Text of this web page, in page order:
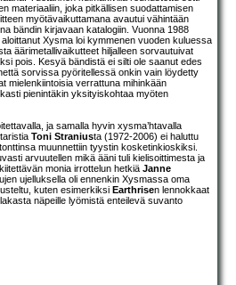
materiaaliin, joka pitkällisen suodattamisen
myötävaikuttamana avautui vähintään
bändin kirjavaan katalogiin. Vuonna 1988
Xysma loi kymmenen vuoden kuluessa
äärimetallivaikutteet hiljalleen sorvautuivat
pois. Kesyä bändistä ei silti ole saanut edes
sorvissa pyöritellessä onkin vain löydetty
mielenkiintoisia verrattuna mihinkään
pienintäkin yksityiskohtaa myöten
ja samalla hyvin xysma’htavalla
Toni Straniusta (1972-2006) ei haluttu
muunnettiin tyystin kosketinkioskiksi.
arvuutellen mikä ääni tuli kielisoittimesta ja
monia irrottelun hetkiä Janne
ujelluksella oli ennenkin Xysmassa oma
kuten esimerkiksi Earthrisen lennokkaat
näpeille lyömistä enteilevä suvanto